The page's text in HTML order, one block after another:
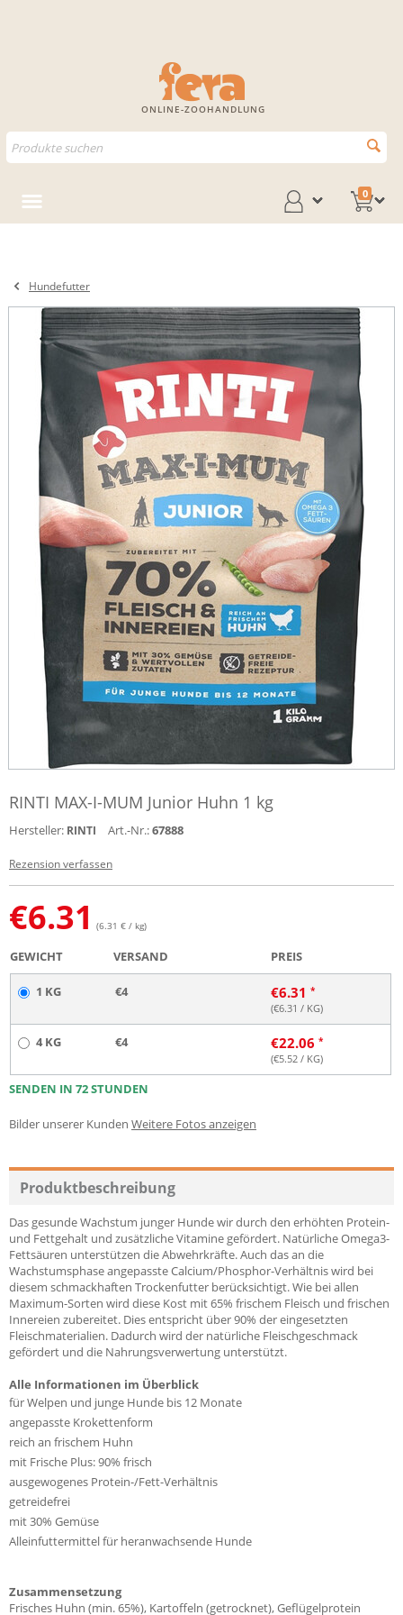
ONLINE-ZOOHANDLUNG
0
Hundefutter
RINTI MAX-I-MUM Junior Huhn 1 kg
Hersteller: RINTI Art.-Nr.:67888
Rezension verfassen
€6.31 (6.31 € / kg)
GEWICHT VERSAND PREIS
1 KG €4 €6.31
(€6.31 / KG)
4 KG €4 €22.06
(€5.52 / KG)
SENDEN IN 72 STUNDEN
Bilder unserer Kunden Weitere Fotos anzeigen
Produktbeschreibung
Das gesunde Wachstum junger Hunde wir durch den erhöhten Protein-
und Fettgehalt und zusätzliche Vitamine gefördert. Natürliche Omega3-
Fettsäuren unterstützen die Abwehrkräfte. Auch das an die
Wachstumsphase angepasste Calcium/Phosphor-Verhältnis wird bei
diesem schmackhaften Trockenfutter berücksichtigt. Wie bei allen
Maximum-Sorten wird diese Kost mit 65% frischem Fleisch und frischen
Innereien zubereitet. Dies entspricht über 90% der eingesetzten
Fleischmaterialien. Dadurch wird der natürliche Fleischgeschmack
gefördert und die Nahrungsverwertung unterstützt.
Alle Informationen im Überblick
für Welpen und junge Hunde bis 12 Monate
angepasste Krokettenform
reich an frischem Huhn
mit Frische Plus: 90% frisch
ausgewogenes Protein-/Fett-Verhältnis
getreidefrei
mit 30% Gemüse
Alleinfuttermittel für heranwachsende Hunde
Zusammensetzung
Frisches Huhn (min. 65%), Kartoffeln (getrocknet), Geflügelprotein